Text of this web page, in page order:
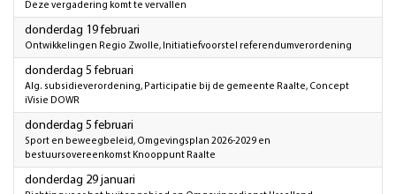
Deze vergadering komt te vervallen
donderdag 19 februari
Ontwikkelingen Regio Zwolle, Initiatiefvoorstel referendumverordening
donderdag 5 februari
Alg. subsidieverordening, Participatie bij de gemeente Raalte, Concept
iVisie DOWR
donderdag 5 februari
Sport en beweegbeleid, Omgevingsplan 2026-2029 en
bestuursovereenkomst Knooppunt Raalte
donderdag 29 januari